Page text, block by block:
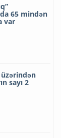
65 mindən
var
üzərindən
sayı 2